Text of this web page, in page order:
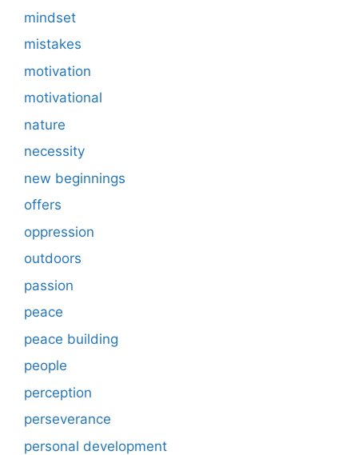
mindset
mistakes
motivation
motivational
nature
necessity
new beginnings
offers
oppression
outdoors
passion
peace
peace building
people
perception
perseverance
personal development